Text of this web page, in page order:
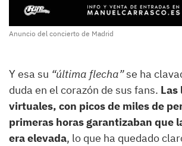
Anuncio del concierto de Madrid
Y esa su “última flecha”se ha
duda en el corazón de sus fans. Las
virtuales, con picos de miles de
primeras horas garantizaban que
era elevada, lo que ha quedado